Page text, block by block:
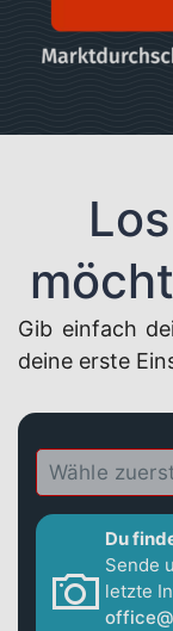
Gib einfach
deine erste
Du
Sende
letzte